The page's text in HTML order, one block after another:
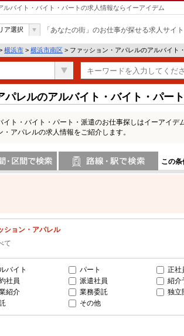
バイト・バイト・パートの求人情報ならイーアイデム
ア選択 「あなたの街」のお仕事が探せる求人サイト
横浜市 > 横浜市南区 > ファッション・アパレルのアルバイト
レルのアルバイト・バイト・パー
ト・バイト・パート・派遣のお仕事探しはイーアイデ
アパレルの求人情報をご紹介します。
この条
ション・アパレル
て
バイト パート
正社
社員
派遣社員
紹介
紹介
業務委託
独立
その他